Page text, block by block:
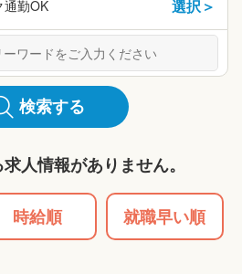
通勤OK 選択＞
検索する
人情報がありません。
時給順 就職早い順